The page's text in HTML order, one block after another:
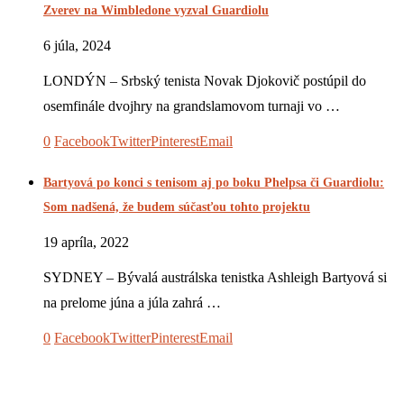
Zverev na Wimbledone vyzval Guardiolu
6 júla, 2024
LONDÝN – Srbský tenista Novak Djokovič postúpil do
osemfinále dvojhry na grandslamovom turnaji vo …
0 FacebookTwitterPinterestEmail
Bartyová po konci s tenisom aj po boku Phelpsa či Guardiolu:
Som nadšená, že budem súčasťou tohto projektu
19 apríla, 2022
SYDNEY – Bývalá austrálska tenistka Ashleigh Bartyová si
na prelome júna a júla zahrá …
0 FacebookTwitterPinterestEmail